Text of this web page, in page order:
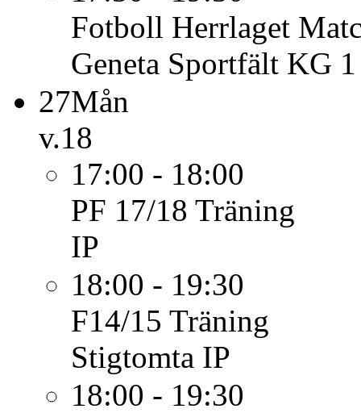
Fotboll Herrlaget
Geneta Sportfält KG 1
27Mån
v.18
17:00 - 18:00
PF 17/18 Träning
IP
18:00 - 19:30
F14/15 Träning
Stigtomta IP
18:00 - 19:30